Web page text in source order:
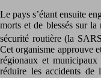
Le pays s’étant ensuite
morts et de blessés sur
sécurité routière (la
Cet organisme approuve
régionaux et
réduire les accidents de